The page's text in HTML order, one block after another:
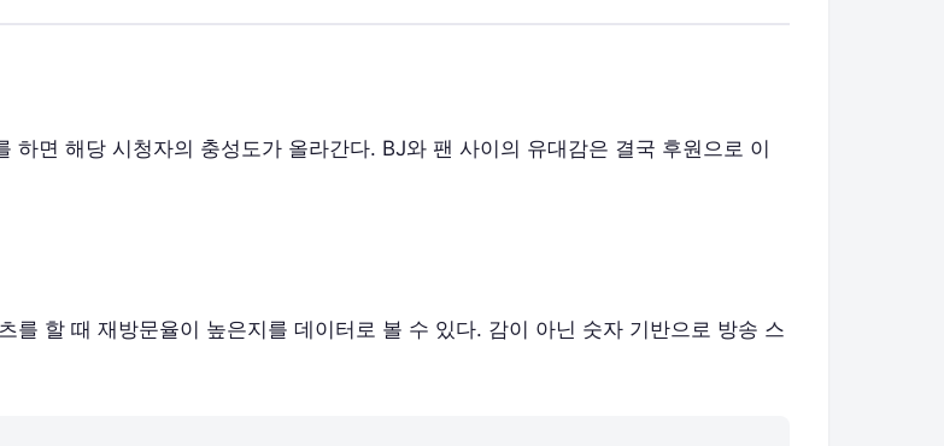
하면 해당 시청자의 충성도가 올라간다. BJ와 팬 사이의 유대감은 결국 후원으로 이
를 할 때 재방문율이 높은지를 데이터로 볼 수 있다. 감이 아닌 숫자 기반으로 방송 스